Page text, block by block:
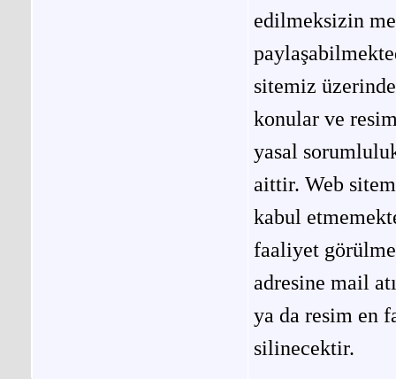
edilmeksizin
sitemiz
konular ve
yasal
aittir. Web
kabul
faaliyet
adresine mail
ya da resim en
silinecektir.